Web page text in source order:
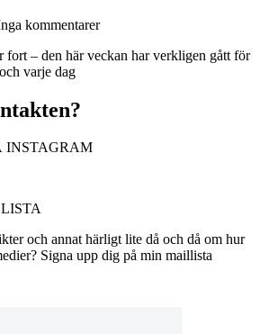
kommentarer
fort – den här veckan har verkligen gått för
varje dag
INSTAGRAM
och annat härligt lite då och då om hur
Signa upp dig på min maillista